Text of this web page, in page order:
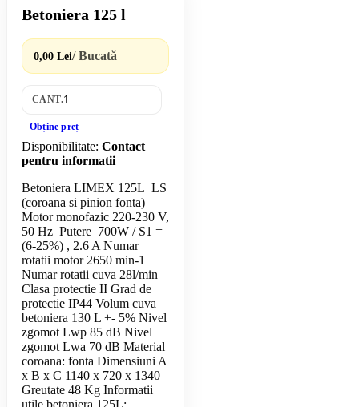
Betoniera 125 l
0,00 Lei/ Bucată
CANT.
Obține preț
Disponibilitate: Contact
pentru informatii
Betoniera LIMEX 125L LS
(coroana si pinion fonta)
Motor monofazic 220-230 V,
50 Hz Putere 700W / S1 =
(6-25%) , 2.6 A Numar
rotatii motor 2650 min-1
Numar rotatii cuva 28l/min
Clasa protectie II Grad de
protectie IP44 Volum cuva
betoniera 130 L +- 5% Nivel
zgomot Lwp 85 dB Nivel
zgomot Lwa 70 dB Material
coroana: fonta Dimensiuni A
x B x C 1140 x 720 x 1340
Greutate 48 Kg Informatii
utile betoniera 125L: